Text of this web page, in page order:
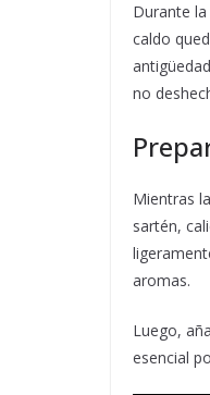
Durante
caldo
no
Mientras
sartén,
aromas.
Luego,
esencial